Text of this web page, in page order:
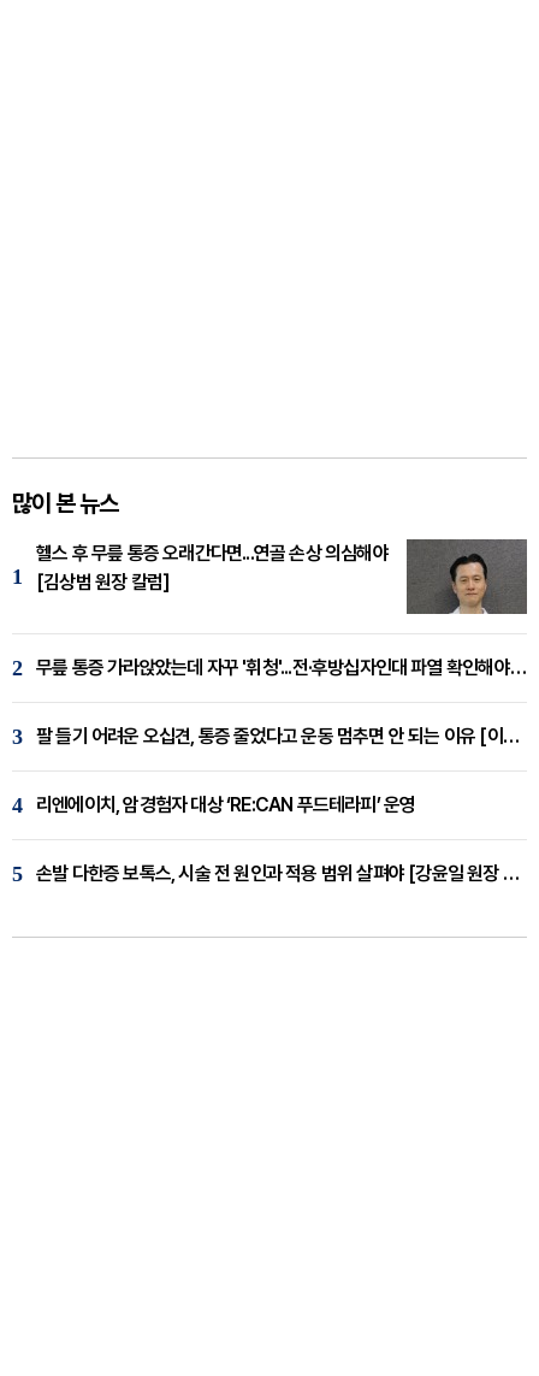
많이 본 뉴스
1
헬스 후 무릎 통증 오래간다면...연골 손상 의심해야
[김상범 원장 칼럼]
2 무릎 통증 가라앉았는데 자꾸 '휘청'...전·후방십자인대 파열 확인해야 [곽우경 원장 칼럼]
3 팔 들기 어려운 오십견, 통증 줄었다고 운동 멈추면 안 되는 이유 [이병욱 원장 칼럼]
4 리엔에이치, 암경험자 대상 ‘RE:CAN 푸드테라피’ 운영
5 손발 다한증 보톡스, 시술 전 원인과 적용 범위 살펴야 [강윤일 원장 칼럼]